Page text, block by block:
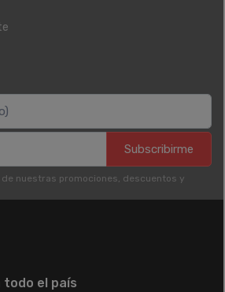
Subscribirme
nuestras promociones, descuentos y
todo el país